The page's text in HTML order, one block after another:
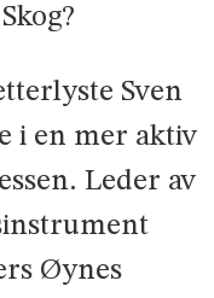
Sven
i en mer aktiv
Leder av
Øynes